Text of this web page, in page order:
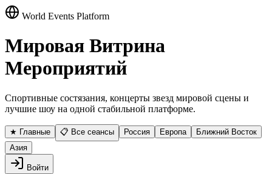
World Events Platform
Мировая Витрина
Мероприятий
Спортивные состязания, концерты звезд мировой сцены и
лучшие шоу на одной стабильной платформе.
★ Главные 📋 Все сеансы Россия Европа
Ближний Восток
Азия
Войти